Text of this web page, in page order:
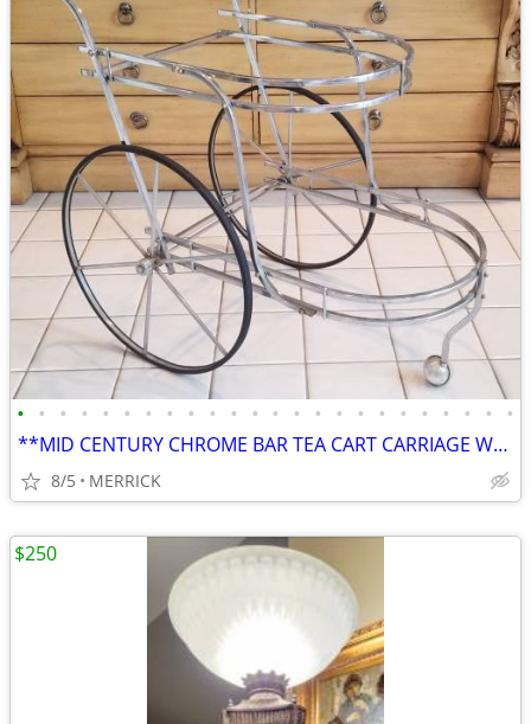
• • • • • • • • • • • • • • • • • • • • • • • •
**MID CENTURY CHROME BAR TEA CART CARRIAGE WHEELS VINTAGE**NO GLASS***
8/5 MERRICK
$250